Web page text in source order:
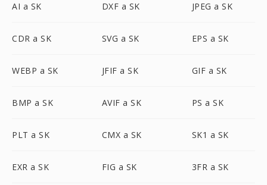
AI a SK DXF a SK JPEG a SK
CDR a SK SVG a SK EPS a SK
WEBP a SK JFIF a SK GIF a SK
BMP a SK AVIF a SK PS a SK
PLT a SK CMX a SK SK1 a SK
EXR a SK FIG a SK 3FR a SK